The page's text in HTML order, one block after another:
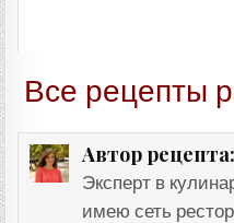
Все рецепты
Автор рецепта:
Эксперт в
имею сеть